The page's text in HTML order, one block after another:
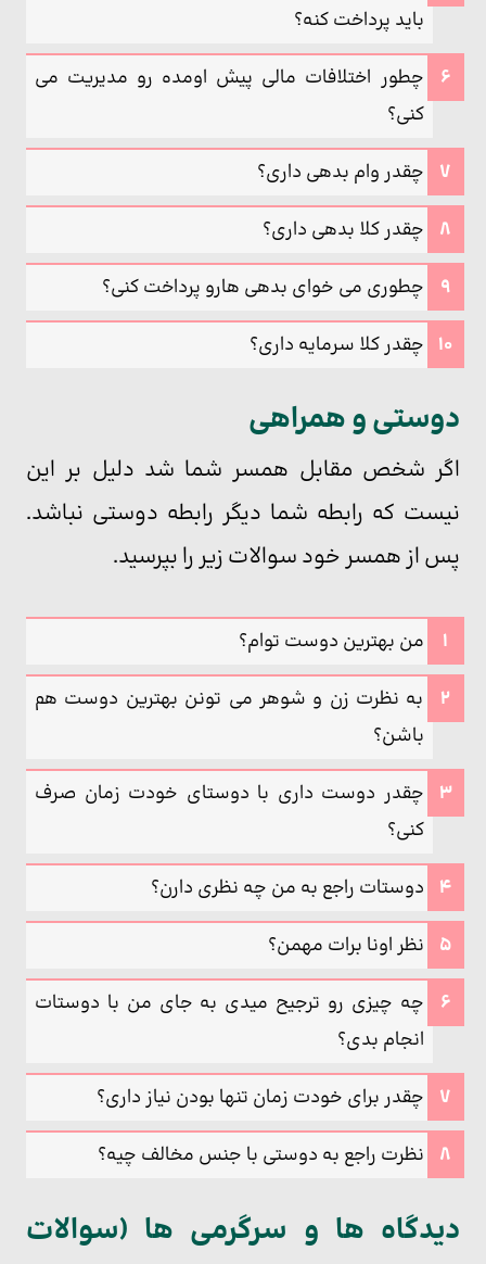
باید پرداخت کنه؟
چطور اختلافات مالی پیش اومده رو مدیریت می
کنی؟
چقدر وام بدهی داری؟
چقدر کلا بدهی داری؟
چطوری می خوای بدهی هارو پرداخت کنی؟
چقدر کلا سرمایه داری؟
دوستی و همراهی
اگر شخص مقابل همسر شما شد دلیل بر این
نیست که رابطه شما دیگر رابطه دوستی نباشد.
پس از همسر خود سوالات زیر را بپرسید.
من بهترین دوست توام؟
به نظرت زن و شوهر می تونن بهترین دوست هم
باشن؟
چقدر دوست داری با دوستای خودت زمان صرف
کنی؟
دوستات راجع به من چه نظری دارن؟
نظر اونا برات مهمن؟
چه چیزی رو ترجیح میدی به جای من با دوستات
انجام بدی؟
چقدر برای خودت زمان تنها بودن نیاز داری؟
نظرت راجع به دوستی با جنس مخالف چیه؟
دیدگاه ها و سرگرمی ها (سوالات